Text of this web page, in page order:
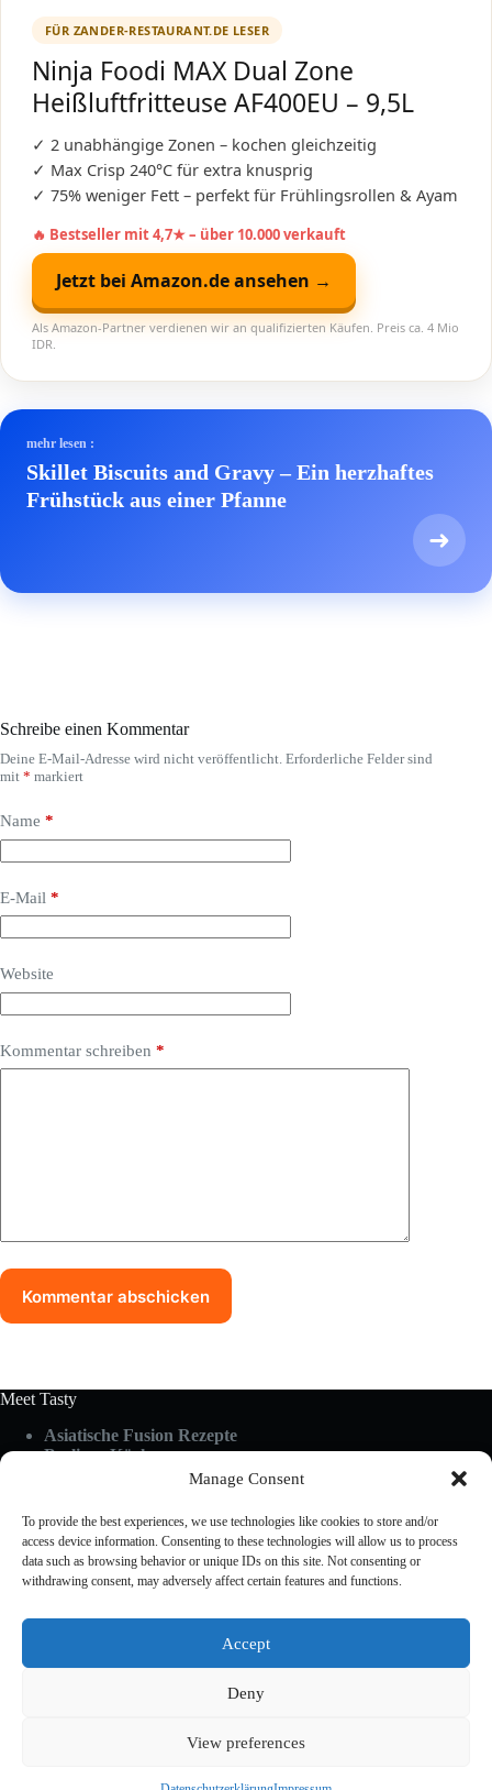
Manage Consent
To provide the best experiences, we use technologies like cookies to store and/or
access device information. Consenting to these technologies will allow us to process
data such as browsing behavior or unique IDs on this site. Not consenting or
withdrawing consent, may adversely affect certain features and functions.
Accept
Deny
View preferences
FÜR ZANDER-RESTAURANT.DE LESER
Ninja Foodi MAX Dual Zone
Heißluftfritteuse AF400EU – 9,5L
✓ 2 unabhängige Zonen – kochen gleichzeitig
✓ Max Crisp 240°C für extra knusprig
✓ 75% weniger Fett – perfekt für Frühlingsrollen & Ayam
🔥 Bestseller mit 4,7★ – über 10.000 verkauft
Jetzt bei Amazon.de ansehen →
Als Amazon-Partner verdienen wir an qualifizierten Käufen. Preis ca. 4 Mio
IDR.
mehr lesen :
Skillet Biscuits and Gravy – Ein herzhaftes
Frühstück aus einer Pfanne
➜
Schreibe einen Kommentar
Deine E-Mail-Adresse wird nicht veröffentlicht. Erforderliche Felder sind
mit * markiert
Name *
E-Mail *
Website
Kommentar schreiben *
Kommentar abschicken
Meet Tasty
Asiatische Fusion Rezepte
Berliner Küche
Küchen-Hacks & Tipps
Rezepte A-Z
Schnelle Küche
Useful Links
About Us